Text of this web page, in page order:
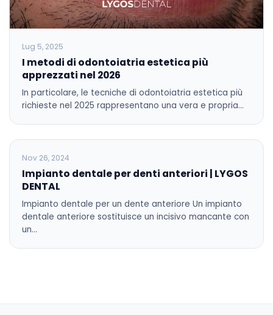
Lug 5, 2025
I metodi di odontoiatria estetica più
apprezzati nel 2026
In particolare, le tecniche di odontoiatria estetica più
richieste nel 2025 rappresentano una vera e propria…
BLOG
Nov 26, 2024
Impianto dentale per denti anteriori | LYGOS
DENTAL
Impianto dentale per un dente anteriore Un impianto
dentale anteriore sostituisce un incisivo mancante con
un…